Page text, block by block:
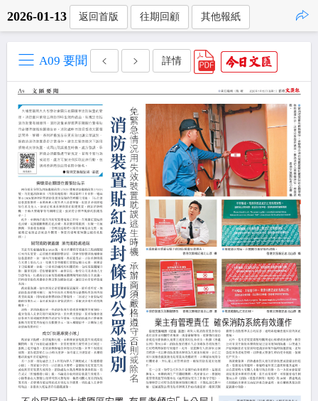
2026-01-13 返回首版 往期回顧 其他報紙
A09 要聞 詳情